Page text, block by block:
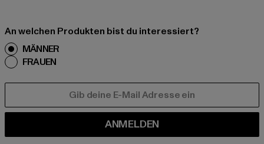
An welchen Produkten bist du interessiert?
MÄNNER
FRAUEN
ANMELDEN